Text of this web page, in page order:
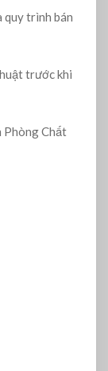
quy trình bán
trước khi
Phòng Chất